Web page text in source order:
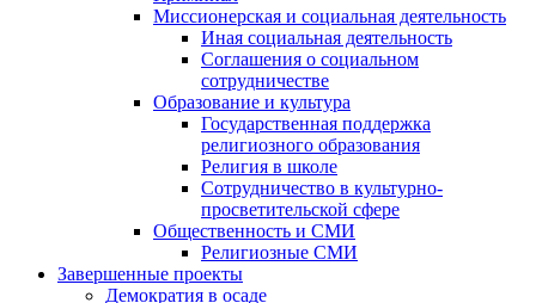
Миссионерская и социальная деятельность
Иная социальная деятельность
Соглашения о социальном
сотрудничестве
Образование и культура
Государственная поддержка
религиозного образования
Религия в школе
Сотрудничество в культурно-
просветительской сфере
Общественность и СМИ
Религиозные СМИ
Завершенные проекты
Демократия в осаде